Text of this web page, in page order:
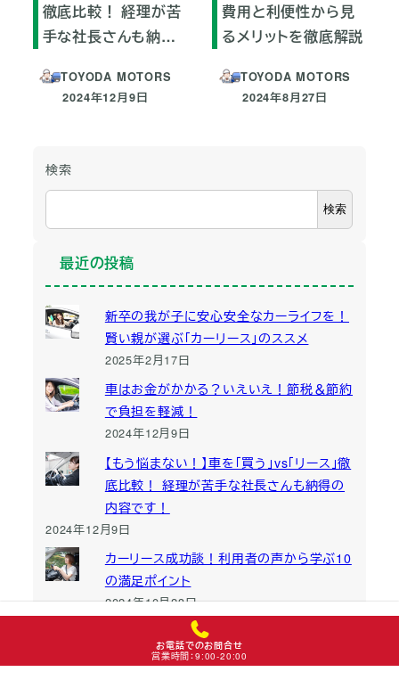
徹底比較！ 経理が苦
手な社長さんも納…
TOYODA MOTORS
投稿日
2024年12月9日
費用と利便性から見
るメリットを徹底解説
TOYODA MOTORS
投稿日
2024年8月27日
検索
検索
最近の投稿
新卒の我が子に安心安全なカーライフを！
賢い親が選ぶ「カーリース」のススメ
2025年2月17日
車はお金がかかる？いえいえ！節税＆節約
で負担を軽減！
2024年12月9日
【もう悩まない！】車を「買う」vs「リース」徹
底比較！ 経理が苦手な社長さんも納得の
内容です！
2024年12月9日
カーリース成功談！利用者の声から学ぶ10
の満足ポイント
2024年10月23日
カーリース契約で後悔しないために！10の
失敗事例から学ぶ教訓と対策
お電話でのお問合せ
営業時間：9:00-20:00